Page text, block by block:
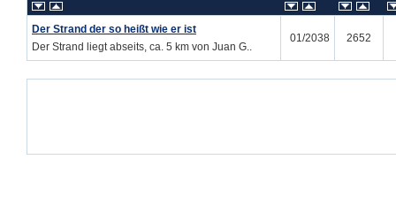
Der Strand der so heißt wie er ist
Der Strand liegt abseits, ca. 5 km von Juan G..
01/2038 2652